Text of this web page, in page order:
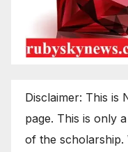
Disclaimer: This is
page. This is only
of the scholarship.